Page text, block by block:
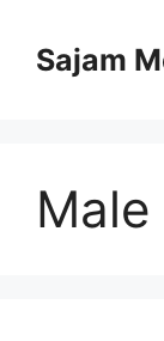
contentSajam